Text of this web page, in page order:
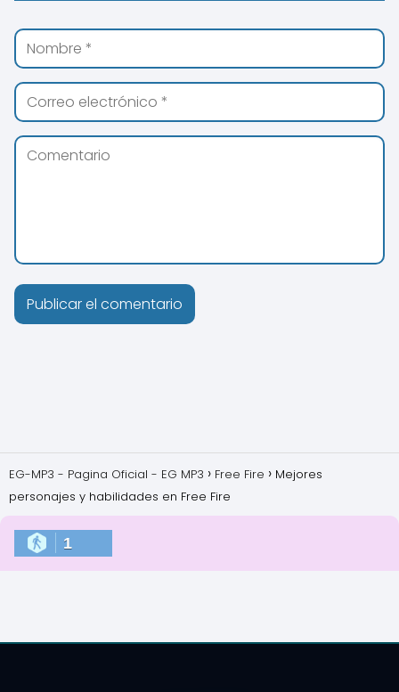
EG-MP3 - Pagina Oficial - EG MP3 Free Fire
Mejores
personajes y habilidades en Free Fire
1